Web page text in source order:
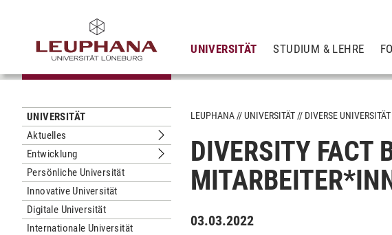
UNIVERSITÄT STUDIUM & LEHRE
UNIVERSITÄT
Aktuelles
Untermenu Aktuelles
Entwicklung
Untermenu Entwicklung
Persönliche Universität
Innovative Universität
Digitale Universität
Internationale Universität
LEUPHANA UNIVERSITÄT DIVERSE UNIVERSITÄT
DIVERSITY FACT
03.03.2022